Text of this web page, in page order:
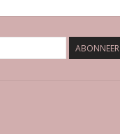
ABONNEER